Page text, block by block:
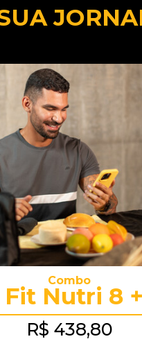
Combo
Nutri 8
R$ 438,80